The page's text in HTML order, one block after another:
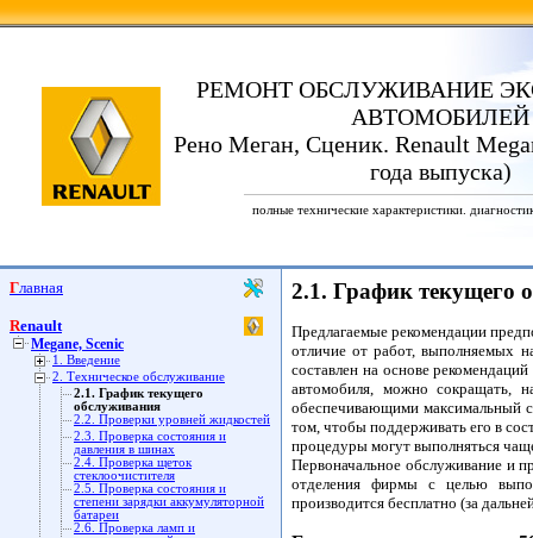
РЕМОНТ ОБСЛУЖИВАНИЕ
АВТОМОБИЛЕЙ
Рено Меган, Сценик. Renault
года выпуска)
полные технические характеристики.
Главная
Renault
Megane, Scenic
1. Введение
2. Техническое обслуживание
2.1. График текущего
обслуживания
2.2. Проверки уровней жидкостей
2.3. Проверка состояния и
давления в шинах
2.4. Проверка щеток
стеклоочистителя
2.5. Проверка состояния и
степени зарядки аккумуляторной
батареи
2.6. Проверка ламп и
2.1. График текущего
Предлагаемые рекомендации
отличие от работ, выполняемых
составлен на основе
автомобиля, можно сокращать,
обеспечивающими максимальный
том, чтобы поддерживать его в
процедуры могут выполняться
Первоначальное обслуживание и
отделения фирмы с целью
производится бесплатно (за